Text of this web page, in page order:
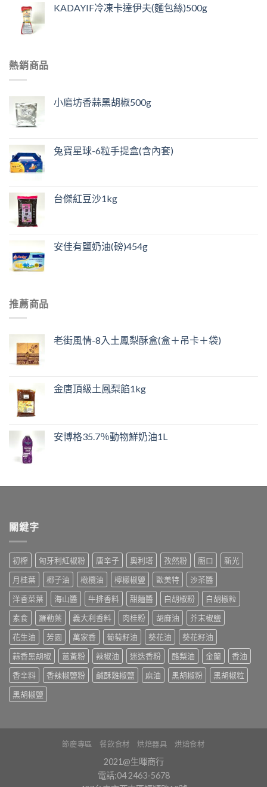
KADAYIF冷凍卡達伊夫(麵包絲)500g
熱銷商品
小磨坊香蒜黑胡椒500g
兔寶星球-6粒手提盒(含內套)
台傑紅豆沙1kg
安佳有鹽奶油(磅)454g
推薦商品
老街風情-8入土鳳梨酥盒(盒＋吊卡＋袋)
金唐頂級土鳳梨餡1kg
安博格35.7％動物鮮奶油1L
關鍵字
初榨 匈牙利紅椒粉 唐辛子 奧利塔 孜然粉 廟口
新光
月桂葉
椰子油 橄欖油 檸檬椒鹽 歐美特
沙茶醬
洋香菜葉
海山醬 牛排香料 甜麵醬 白胡椒粉
白胡椒粒
素食
羅勒葉 義大利香料 肉桂粉 胡麻油
芥末椒鹽
花生油
芳園 萬家香 葡萄籽油 葵花油
葵花籽油
蒜香黑胡椒
薑黃粉 辣椒油 迷迭香粉 酪梨油 金蘭
香油
香辛料
香辣椒鹽粉 鹹酥雞椒鹽 麻油 黑胡椒粉
黑胡椒粒
黑胡椒鹽
節慶專區 餐飲食材 烘焙器具 烘焙食材
2021@生暉商行
電話:04 2463-5678